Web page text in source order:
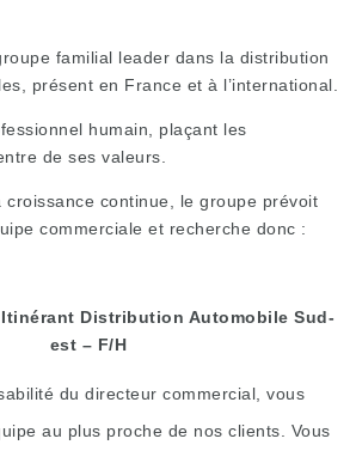
familial leader dans la distribution
présent en France et à l’international.
humain, plaçant les
de ses valeurs.
croissance continue, le groupe prévoit
commerciale et recherche donc :
Itinérant Distribution Automobile Sud-
est – F/H
du directeur commercial, vous
au plus proche de nos clients. Vous